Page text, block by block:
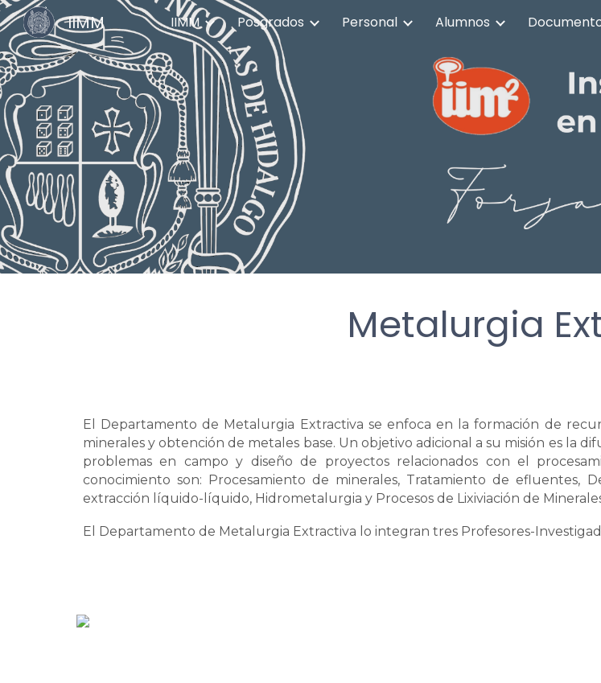
Skip to main content
IIMM IIMM Posgrados Personal Alumnos
Metalurgia
El Departamento de Metalurgia Extractiva se enfoca en la formación de
minerales y obtención de metales base. Un objetivo adicional a su misión es la
problemas en campo y diseño de proyectos relacionados con el
conocimiento son: Procesamiento de minerales, Tratamiento de efluentes,
extracción líquido-líquido, Hidrometalurgia y Procesos de Lixiviación de
El Departamento de Metalurgia Extractiva lo integran tres Profesores-